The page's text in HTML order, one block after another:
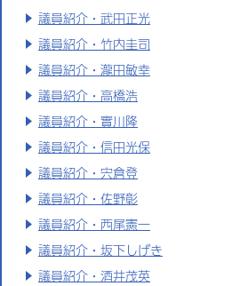
議員紹介・武田正光
議員紹介・竹内圭司
議員紹介・瀧田敏幸
議員紹介・高橋浩
議員紹介・實川隆
議員紹介・信田光保
議員紹介・宍倉登
議員紹介・佐野彰
議員紹介・西尾憲一
議員紹介・坂下しげき
議員紹介・酒井茂英